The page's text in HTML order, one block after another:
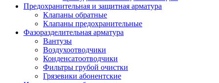
Предохранительная и защитная арматура
Клапаны обратные
Клапаны предохранительные
Фазоразделительная арматура
Вантузы
Воздухоотводчики
Конденсатоотводчики
Фильтры грубой очистки
Грязевики абонентские